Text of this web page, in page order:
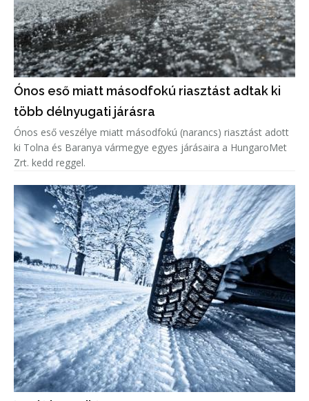
Ónos eső miatt másodfokú riasztást adtak ki
több délnyugati járásra
Ónos eső veszélye miatt másodfokú (narancs) riasztást adott
ki Tolna és Baranya vármegye egyes járásaira a HungaroMet
Zrt. kedd reggel.